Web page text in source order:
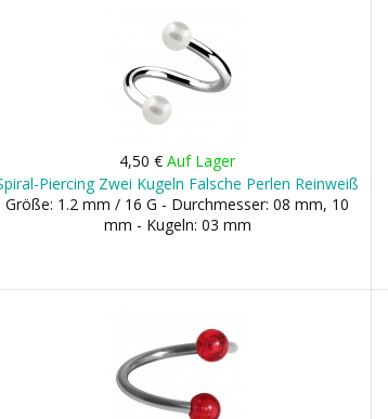
4,50 €Auf Lager
Piercing Zwei Kugeln Falsche Perlen Reinweiß
Größe: 1.2 mm / 16 G - Durchmesser: 08 mm, 10
mm - Kugeln: 03 mm